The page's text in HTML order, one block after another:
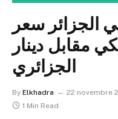
الجزائر سعر
مقابل دينار
الجزائري
By Elkhadra 22 novembre
1 Min Read